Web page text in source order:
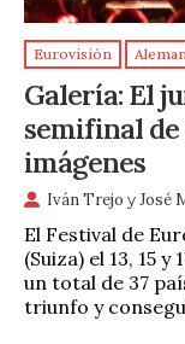
Eurovisión
Galería: El
semifinal de
imágenes
Iván Trejo yJosé
El Festival de
(Suiza) el 13, 15 y
un total de 37
triunfo y